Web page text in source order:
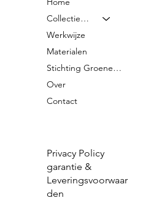
Privacy Policy
garantie &
Leveringsvoorwaar
den
Collectie & Prijzen
Werkwijze
Materialen
Stichting Groene Graven
Over
Contact